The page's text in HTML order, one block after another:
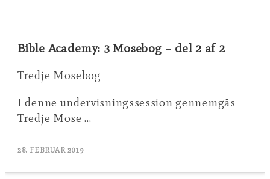
Bible Academy: 3 Mosebog – del 2 af 2
Tredje Mosebog
I denne undervisningssession gennemgås
Tredje Mose …
28. FEBRUAR 2019